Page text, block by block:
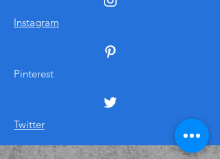
Instagram
Pinterest
Twitter